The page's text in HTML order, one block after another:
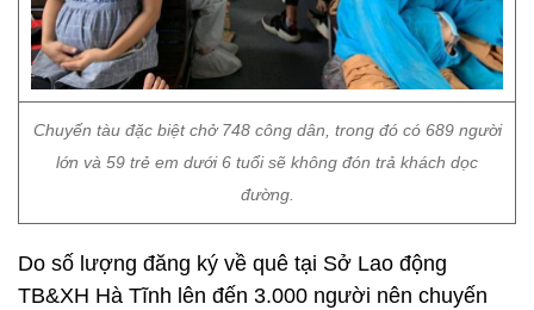
Chuyến tàu đặc biệt chở 748 công dân, trong đó có 689 người
lớn và 59 trẻ em dưới 6 tuổi sẽ không đón trả khách dọc
đường.
Do số lượng đăng ký về quê tại Sở Lao động
TB&XH Hà Tĩnh lên đến 3.000 người nên chuyến